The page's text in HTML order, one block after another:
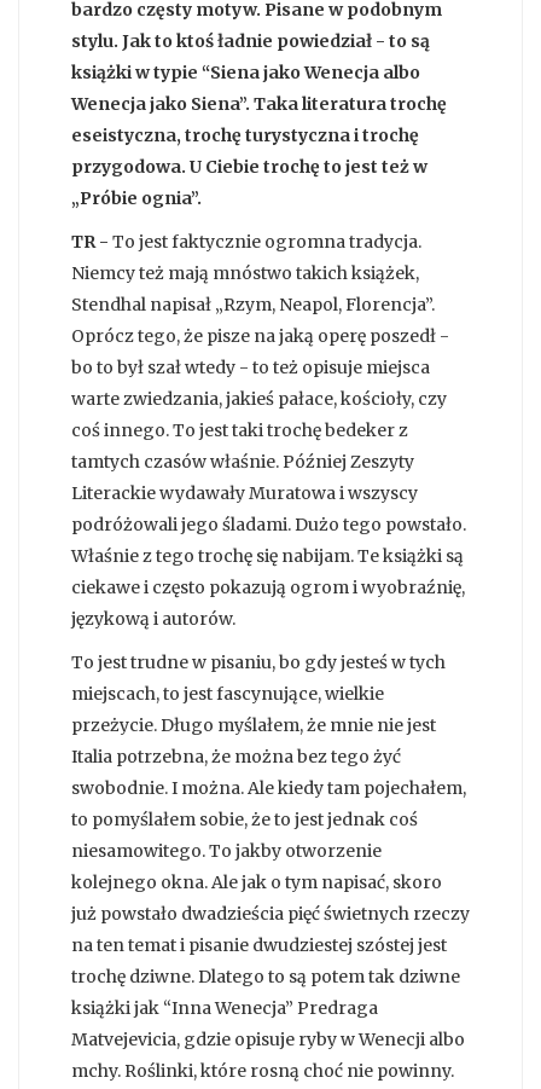
bardzo częsty motyw. Pisane w podobnym
stylu. Jak to ktoś ładnie powiedział - to są
książki w typie “Siena jako Wenecja albo
Wenecja jako Siena”. Taka literatura trochę
eseistyczna, trochę turystyczna i trochę
przygodowa. U Ciebie trochę to jest też w
„Próbie ognia”.
TR - To jest faktycznie ogromna tradycja.
Niemcy też mają mnóstwo takich książek,
Stendhal napisał „Rzym, Neapol, Florencja”.
Oprócz tego, że pisze na jaką operę poszedł -
bo to był szał wtedy - to też opisuje miejsca
warte zwiedzania, jakieś pałace, kościoły, czy
coś innego. To jest taki trochę bedeker z
tamtych czasów właśnie. Później Zeszyty
Literackie wydawały Muratowa i wszyscy
podróżowali jego śladami. Dużo tego powstało.
Właśnie z tego trochę się nabijam. Te książki są
ciekawe i często pokazują ogrom i wyobraźnię,
językową i autorów.
To jest trudne w pisaniu, bo gdy jesteś w tych
miejscach, to jest fascynujące, wielkie
przeżycie. Długo myślałem, że mnie nie jest
Italia potrzebna, że można bez tego żyć
swobodnie. I można. Ale kiedy tam pojechałem,
to pomyślałem sobie, że to jest jednak coś
niesamowitego. To jakby otworzenie
kolejnego okna. Ale jak o tym napisać, skoro
już powstało dwadzieścia pięć świetnych rzeczy
na ten temat i pisanie dwudziestej szóstej jest
trochę dziwne. Dlatego to są potem tak dziwne
książki jak “Inna Wenecja” Predraga
Matvejevicia, gdzie opisuje ryby w Wenecji albo
mchy. Roślinki, które rosną choć nie powinny.